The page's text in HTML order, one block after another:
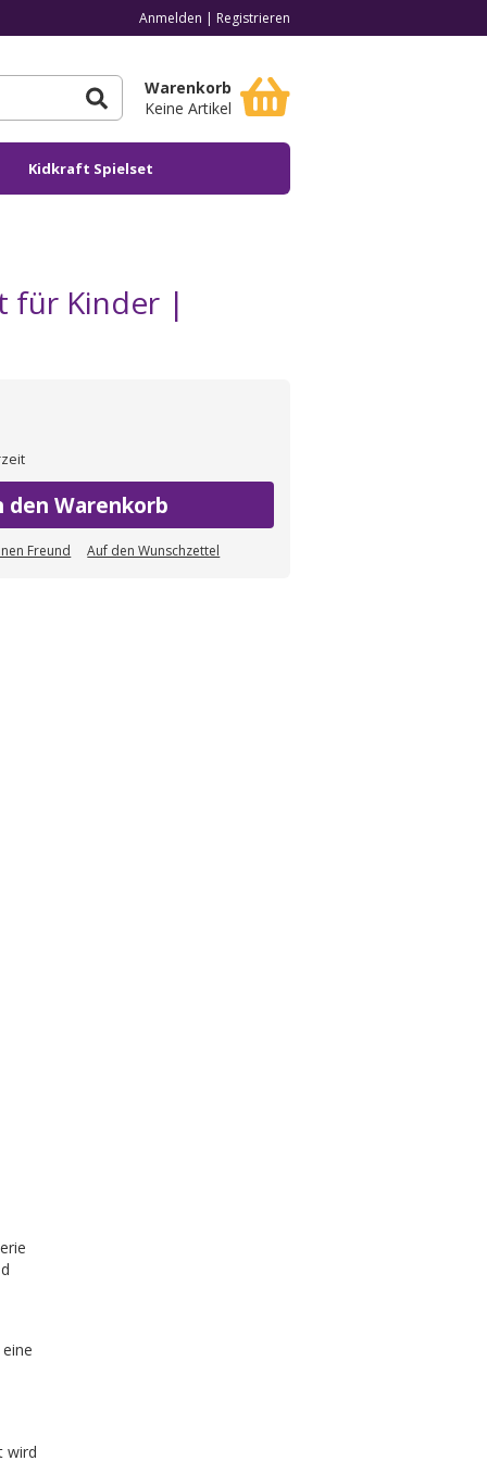
Anmelden | Registrieren
Warenkorb
Keine Artikel
Kidkraft Spielset
für Kinder |
den Warenkorb
Freund Auf den Wunschzettel
wird